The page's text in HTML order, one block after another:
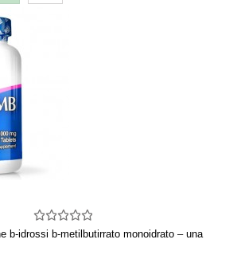
b-idrossi b-metilbutirrato monoidrato – una